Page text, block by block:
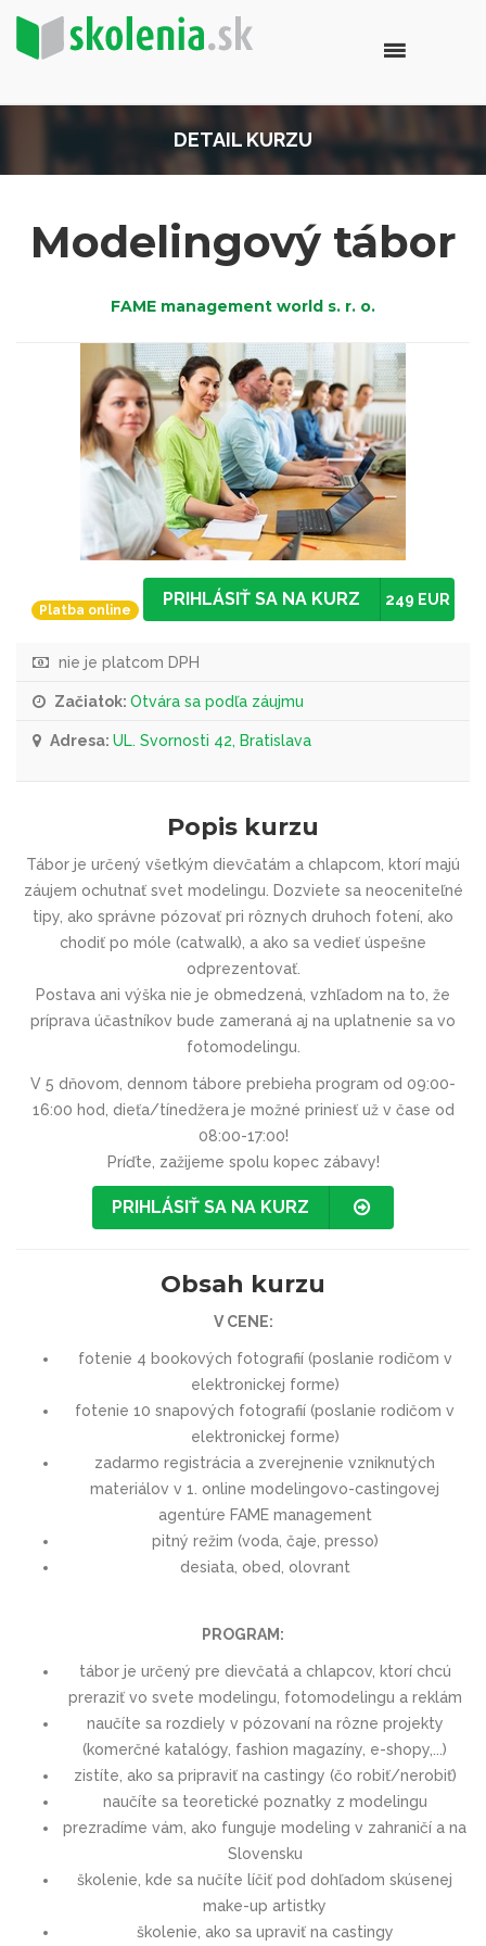
DETAIL KURZU
Modelingový tábor
FAME management world s. r. o.
Platba online
PRIHLÁSIŤ SA NA KURZ 249 EUR
nie je platcom DPH
Začiatok: Otvára sa podľa záujmu
Adresa: UL. Svornosti 42, Bratislava
Popis kurzu
Tábor je určený všetkým dievčatám a chlapcom, ktorí majú
záujem ochutnať svet modelingu. Dozviete sa neoceniteľné
tipy, ako správne pózovať pri rôznych druhoch fotení, ako
chodiť po móle (catwalk), a ako sa vedieť úspešne
odprezentovať.
Postava ani výška nie je obmedzená, vzhľadom na to, že
príprava účastníkov bude zameraná aj na uplatnenie sa vo
fotomodelingu.
V 5 dňovom, dennom tábore prebieha program od 09:00-
16:00 hod, dieťa/tínedžera je možné priniesť už v čase od
08:00-17:00!
Príďte, zažijeme spolu kopec zábavy!
PRIHLÁSIŤ SA NA KURZ
Obsah kurzu
V CENE:
fotenie 4 bookových fotografií (poslanie rodičom v
elektronickej forme)
fotenie 10 snapových fotografií (poslanie rodičom v
elektronickej forme)
zadarmo registrácia a zverejnenie vzniknutých
materiálov v 1. online modelingovo-castingovej
agentúre FAME management
pitný režim (voda, čaje, presso)
desiata, obed, olovrant
PROGRAM:
tábor je určený pre dievčatá a chlapcov, ktorí chcú
preraziť vo svete modelingu, fotomodelingu a reklám
naučíte sa rozdiely v pózovaní na rôzne projekty
(komerčné katalógy, fashion magazíny, e-shopy,...)
zistíte, ako sa pripraviť na castingy (čo robiť/nerobiť)
naučíte sa teoretické poznatky z modelingu
prezradíme vám, ako funguje modeling v zahraničí a na
Slovensku
školenie, kde sa nučíte líčiť pod dohľadom skúsenej
make-up artistky
školenie, ako sa upraviť na castingy